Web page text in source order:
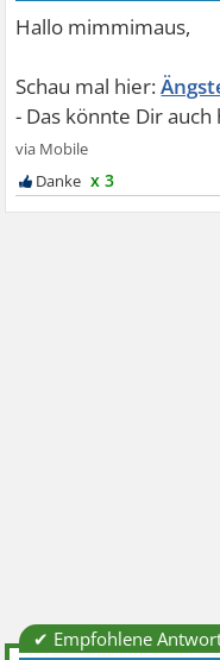
x 3
✔ Empfohlene